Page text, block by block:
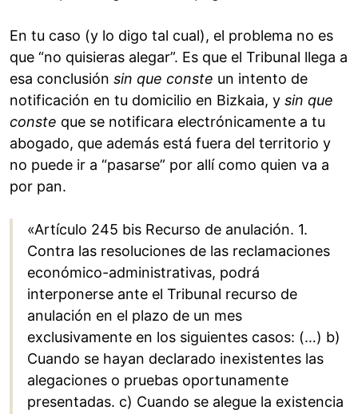
En tu caso (y lo digo tal cual), el problema no es
que “no quisieras alegar”. Es que el Tribunal llega a
esa conclusión sin que conste un intento de
notificación en tu domicilio en Bizkaia, y sin que
conste que se notificara electrónicamente a tu
abogado, que además está fuera del territorio y
no puede ir a “pasarse” por allí como quien va a
por pan.
«Artículo 245 bis Recurso de anulación. 1.
Contra las resoluciones de las reclamaciones
económico-administrativas, podrá
interponerse ante el Tribunal recurso de
anulación en el plazo de un mes
exclusivamente en los siguientes casos: (…) b)
Cuando se hayan declarado inexistentes las
alegaciones o pruebas oportunamente
presentadas. c) Cuando se alegue la existencia